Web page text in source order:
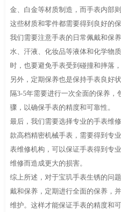
金、白金等材质制造，而手表内部
这些材质和零件都需要得到良好的保
我们需要注意手表的日常佩戴和保
水、汗液、化妆品等液体和化学物
时，也要避免手表受到碰撞和摔落
另外，定期保养也是保持手表良好
隔3-5年需要进行一次全面的保养，
骤，以确保手表的精度和可靠性。
最后，我们需要选择专业的手表维
款高档精密机械手表，需要得到专
表维修机构，可以保证手表得到专
维修而造成更大的损害。
综上所述，对于宝玑手表生锈的问
戴和保养，定期进行全面的保养，
维护。这样才能保证手表的精度和